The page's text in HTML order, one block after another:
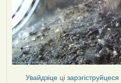
Увайдзіце цізарэгіструйцеся